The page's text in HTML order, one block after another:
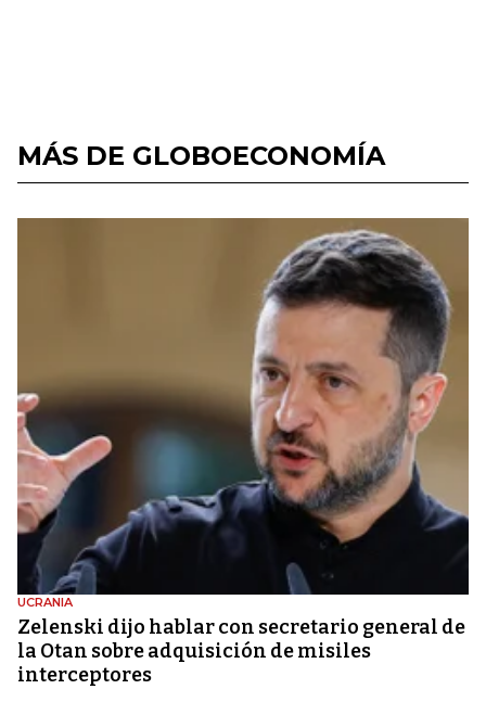
MÁS DE GLOBOECONOMÍA
UCRANIA
Zelenski dijo hablar con secretario general de
la Otan sobre adquisición de misiles
interceptores